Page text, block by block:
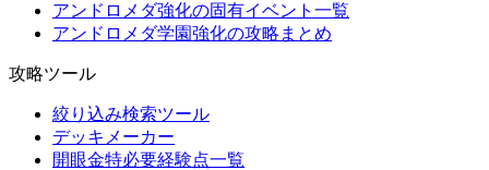
アンドロメダ強化の固有イベント一覧
アンドロメダ学園強化の攻略まとめ
攻略ツール
絞り込み検索ツール
デッキメーカー
開眼金特必要経験点一覧